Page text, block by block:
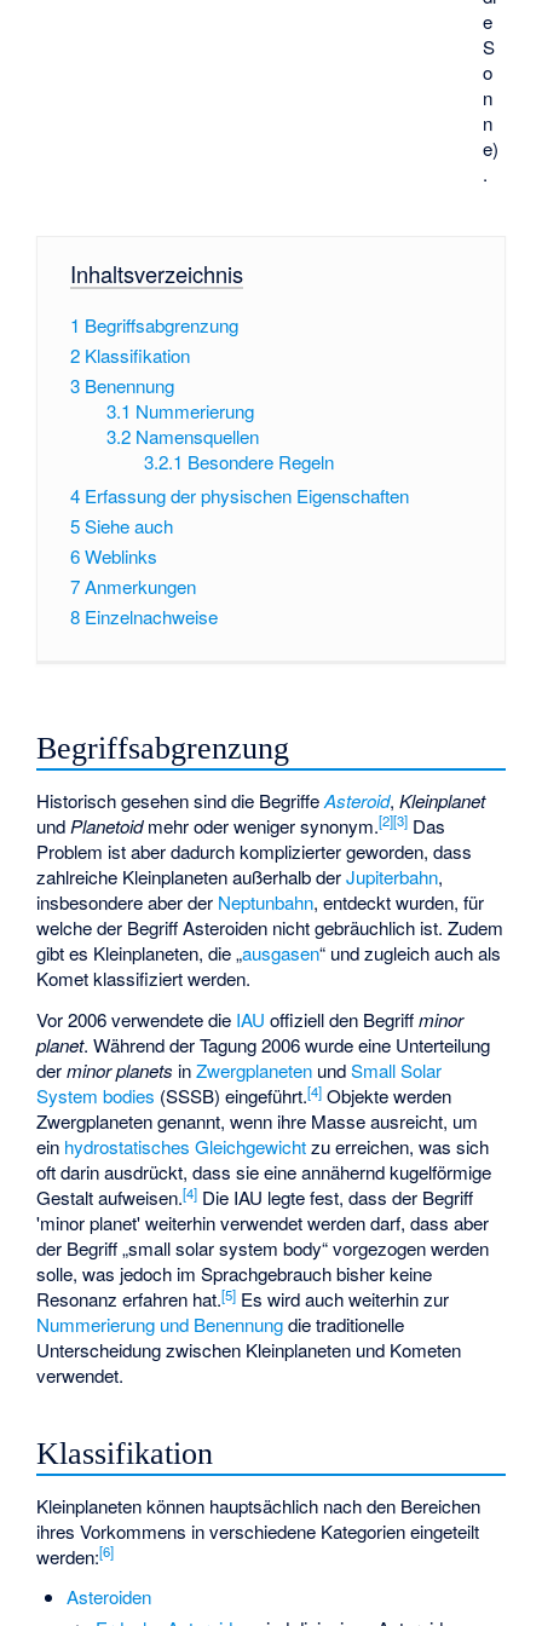
e
S
o
n
n
e)
.
Inhaltsverzeichnis
1 Begriffsabgrenzung
2 Klassifikation
3 Benennung
3.1 Nummerierung
3.2 Namensquellen
3.2.1 Besondere Regeln
4 Erfassung der physischen Eigenschaften
5Siehe auch
6Weblinks
7Anmerkungen
8 Einzelnachweise
Begriffsabgrenzung
Historisch gesehen sind die BegriffeAsteroid,Kleinplanet
und Planetoidmehr oder weniger synonym.[2][3] Das
Problem ist aber dadurch komplizierter geworden, dass
zahlreiche Kleinplaneten außerhalb derJupiterbahn,
insbesondere aber der Neptunbahn, entdeckt wurden, für
welche der Begriff Asteroiden nicht gebräuchlich ist. Zudem
gibt es Kleinplaneten, die „ausgasen“ und zugleich auch als
Komet klassifiziert werden.
Vor 2006 verwendete die IAU offiziell den Begriffminor
planet. Während der Tagung 2006 wurde eine Unterteilung
derminor planets inZwergplaneten undSmall Solar
System bodies (SSSB) eingeführt.[4] Objekte werden
Zwergplaneten genannt, wenn ihre Masse ausreicht, um
ein hydrostatisches Gleichgewichtzu erreichen, was sich
oft darin ausdrückt, dass sie eine annähernd kugelförmige
Gestalt aufweisen.[4] Die IAU legte fest, dass der Begriff
'minor planet' weiterhin verwendet werden darf, dass aber
der Begriff „small solar system body“ vorgezogen werden
solle, was jedoch im Sprachgebrauch bisher keine
Resonanz erfahren hat.[5] Es wird auch weiterhin zur
Nummerierung und Benennungdie traditionelle
Unterscheidung zwischen Kleinplaneten und Kometen
verwendet.
Klassifikation
Kleinplaneten können hauptsächlich nach den Bereichen
ihres Vorkommens in verschiedene Kategorien eingeteilt
werden:[6]
Asteroiden